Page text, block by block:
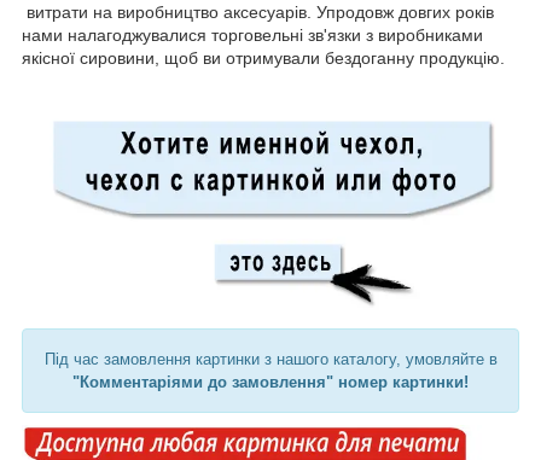
витрати на виробництво аксесуарів. Упродовж довгих років
нами налагоджувалися торговельні зв'язки з виробниками
якісної сировини, щоб ви отримували бездоганну продукцію.
Під час замовлення картинки з нашого каталогу, умовляйте в
"Комментаріями до замовлення" номер картинки!